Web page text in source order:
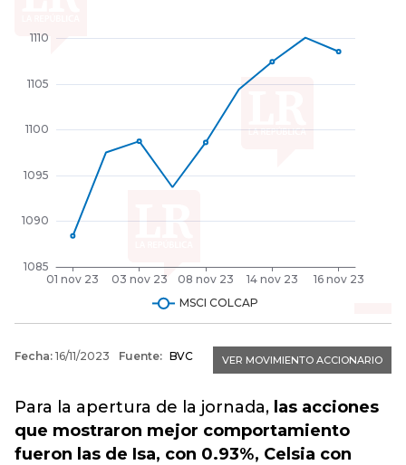
Para la apertura de la jornada, las acciones
que mostraron mejor comportamiento
fueron las de Isa, con 0.93%, Celsia con